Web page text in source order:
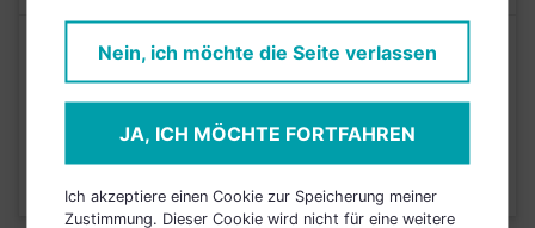
Risikoeinstufung laut Anbieter (KID)
2 3 4 5 6
Nein, ich möchte die Seite verlassen
JA, ICH MÖCHTE FORTFAHREN
Ich akzeptiere einen Cookie zur Speicherung meiner
Zustimmung. Dieser Cookie wird nicht für eine weitere